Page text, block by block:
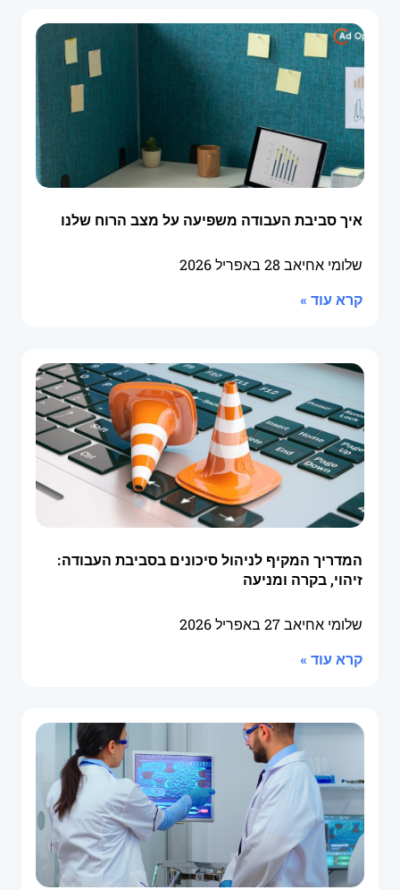
איך סביבת העבודה משפיעה על מצב הרוח שלנו
שלומי אחיאב 28 באפריל 2026
קרא עוד »
המדריך המקיף לניהול סיכונים בסביבת העבודה:
זיהוי, בקרה ומניעה
שלומי אחיאב27 באפריל 2026
קרא עוד »